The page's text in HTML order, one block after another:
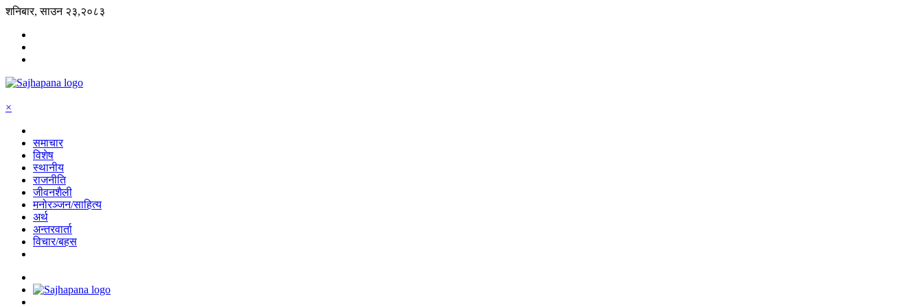
शनिबार, साउन २३,२०८३
×
समाचार
विशेष
स्थानीय
राजनीति
जीवनशैली
मनोरञ्जन/साहित्य
अर्थ
अन्तरवार्ता
विचार/बहस